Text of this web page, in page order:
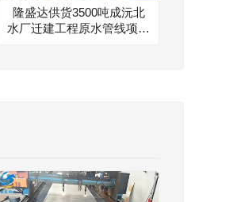
隆盛达供货3500吨成沅北
水厂迁建工程原水管线项目